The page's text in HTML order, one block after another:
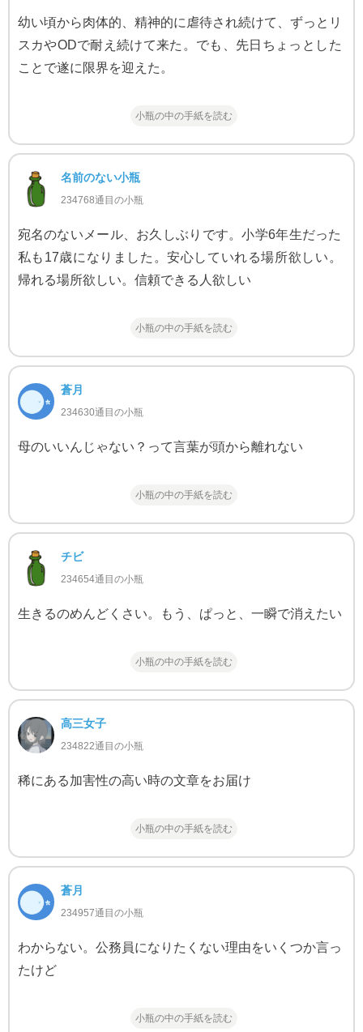
幼い頃から肉体的、精神的に虐待され続けて、ずっとリ
スカやODで耐え続けて来た。でも、先日ちょっとした
ことで遂に限界を迎えた。
小瓶の中の手紙を読む
名前のない小瓶
234768通目の小瓶
宛名のないメール、お久しぶりです。小学6年生だった
私も17歳になりました。安心していれる場所欲しい。
帰れる場所欲しい。信頼できる人欲しい
小瓶の中の手紙を読む
蒼月
234630通目の小瓶
母のいいんじゃない？って言葉が頭から離れない
小瓶の中の手紙を読む
チビ
234654通目の小瓶
生きるのめんどくさい。もう、ぱっと、一瞬で消えたい
小瓶の中の手紙を読む
高三女子
234822通目の小瓶
稀にある加害性の高い時の文章をお届け
小瓶の中の手紙を読む
蒼月
234957通目の小瓶
わからない。公務員になりたくない理由をいくつか言っ
たけど
小瓶の中の手紙を読む